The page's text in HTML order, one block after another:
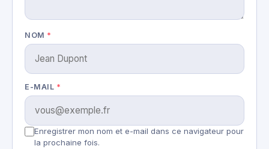
NOM *
E-MAIL *
Enregistrer mon nom et e-mail dans ce navigateur pour
la prochaine fois.